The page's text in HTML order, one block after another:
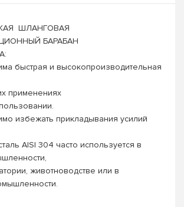
ШЛАНГОВАЯ
БАРАБАН
быстрая и высокопроизводительная
применениях
избежать прикладывания усилий
AISI 304 часто используется в
животноводстве или в